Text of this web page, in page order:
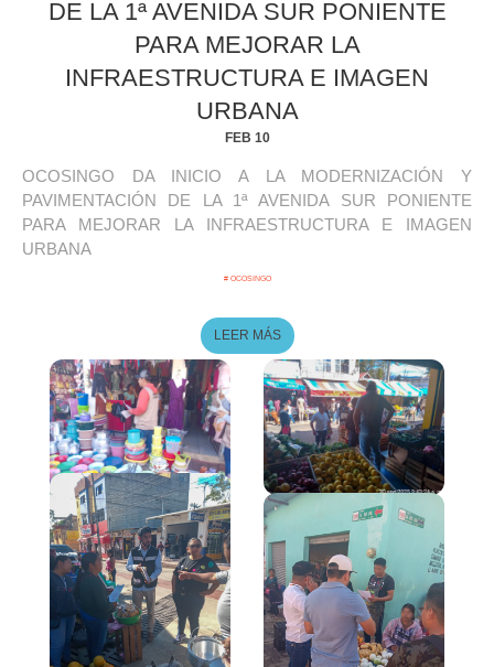
DE LA 1ª AVENIDA SUR PONIENTE
PARA MEJORAR LA
INFRAESTRUCTURA E IMAGEN
URBANA
FEB 10
OCOSINGO DA INICIO A LA MODERNIZACIÓN Y
PAVIMENTACIÓN DE LA 1ª AVENIDA SUR PONIENTE
PARA MEJORAR LA INFRAESTRUCTURA E IMAGEN
URBANA
# OCOSINGO
LEER MÁS
4Fotos